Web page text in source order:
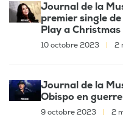
Journal de la
premier single
Play a Christmas
10 octobre 2023 2
Journal de la
Obispo en
9 octobre 2023 2